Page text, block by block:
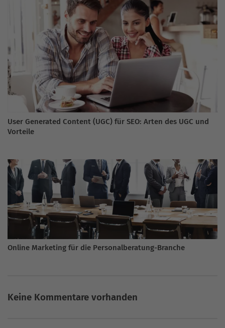
User Generated Content (UGC) für SEO: Arten des UGC und
Vorteile
Online Marketing für die Personalberatung-Branche
Keine Kommentare vorhanden